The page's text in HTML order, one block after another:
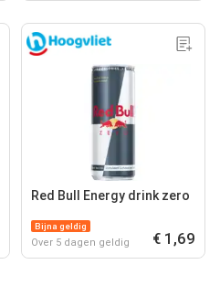
Red Bull Energy drink zero
Bijna geldig
Over 5 dagen geldig € 1,69